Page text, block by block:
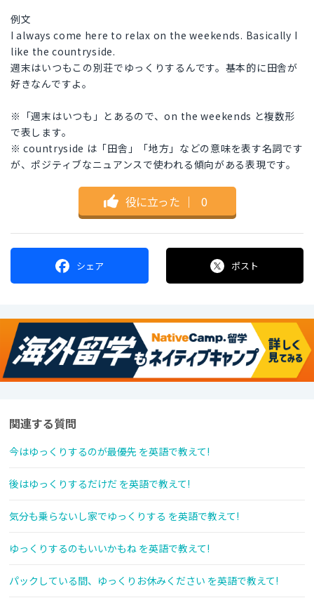
例文
I always come here to relax on the weekends. Basically I
like the countryside.
週末はいつもこの別荘でゆっくりするんです。基本的に田舎が
好きなんですよ。
※「週末はいつも」とあるので、on the weekends と複数形
で表します。
※ countryside は「田舎」「地方」などの意味を表す名詞です
が、ポジティブなニュアンスで使われる傾向がある表現です。
役に立った ｜ 0
シェア ポスト
関連する質問
今はゆっくりするのが最優先 を英語で教えて!
後はゆっくりするだけだ を英語で教えて!
気分も乗らないし家でゆっくりする を英語で教えて!
ゆっくりするのもいいかもね を英語で教えて!
パックしている間、ゆっくりお休みください を英語で教えて!